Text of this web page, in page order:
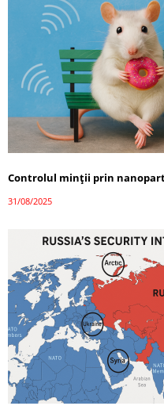
Controlul minții prin
31/08/2025